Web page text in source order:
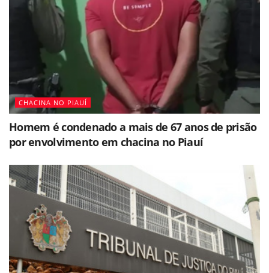
CHACINA NO PIAUÍ
Homem é condenado a mais de 67 anos de prisão
por envolvimento em chacina no Piauí